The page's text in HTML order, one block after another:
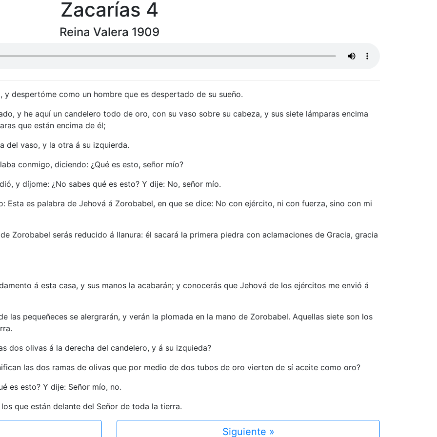
Zacarías 4
Reina Valera 1909
y despertóme como un hombre que es despertado de su sueño.
y he aquí un candelero todo de oro, con su vaso sobre su cabeza, y sus siete lámparas encima
que están encima de él;
del vaso, y la otra á su izquierda.
conmigo, diciendo: ¿Qué es esto, señor mío?
y díjome: ¿No sabes qué es esto? Y dije: No, señor mío.
Esta es palabra de Jehová á Zorobabel, en que se dice: No con ejército, ni con fuerza, sino con mi
Zorobabel serás reducido á llanura: él sacará la primera piedra con aclamaciones de Gracia, gracia
á esta casa, y sus manos la acabarán; y conocerás que Jehová de los ejércitos me envió á
las pequeñeces se alergrarán, y verán la plomada en la mano de Zorobabel. Aquellas siete son los
dos olivas á la derecha del candelero, y á su izquieda?
las dos ramas de olivas que por medio de dos tubos de oro vierten de sí aceite como oro?
es esto? Y dije: Señor mío, no.
que están delante del Señor de toda la tierra.
Siguiente »